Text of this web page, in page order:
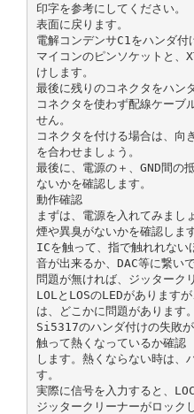
印字を参考にしてください。
表面に戻ります。
電解コンデンサC1をハンダ付
マイコンのピンソケットと、
けします。
最後に残りのコネクタをハン
コネクタを使わず配線ケーブ
せん。
コネクタを付ける場合は、向
を合わせましょう。
最後に、電源の＋、GND間の
ないかを確認します。
動作確認
まずは、電源を入れてみましょ
煙や異臭がないかを確認します
ICを触って、指で触れれない
音が出来るか、DAC等に繋い
問題が無ければ、ジッターク
LOLとLOSのLEDがあります
は、どこかに問題があります。
Si5317のハンダ付けの失敗
触って熱くなっているか確認
します。熱くならない時は、
す。
実際に信号を入力すると、
ジッタークリーナーがロック